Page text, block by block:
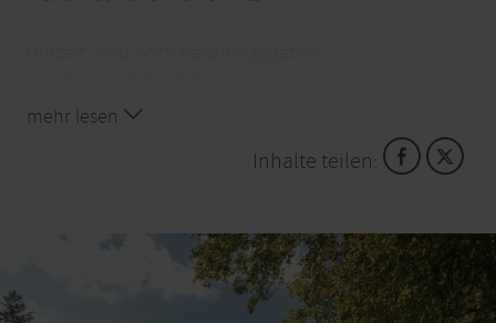
49
mehr lesen
Inhalte teilen: